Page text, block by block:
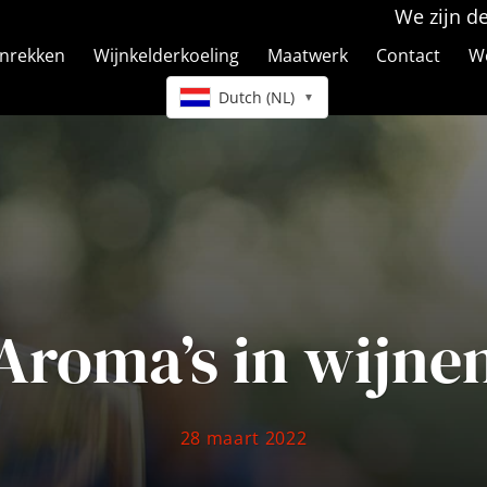
We zijn
Wijnkelderkoeling Maatwerk Contact
Dutch (NL) ▼
in